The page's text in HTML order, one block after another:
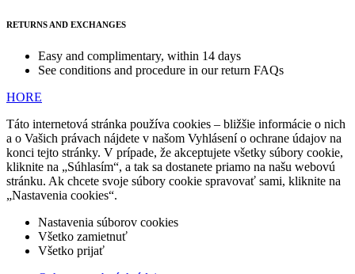
RETURNS AND EXCHANGES
Easy and complimentary, within 14 days
See conditions and procedure in our return FAQs
HORE
Táto internetová stránka používa cookies – bližšie informácie o nich
a o Vašich právach nájdete v našom Vyhlásení o ochrane údajov na
konci tejto stránky. V prípade, že akceptujete všetky súbory cookie,
kliknite na „Súhlasím“, a tak sa dostanete priamo na našu webovú
stránku. Ak chcete svoje súbory cookie spravovať sami, kliknite na
„Nastavenia cookies“.
Nastavenia súborov cookies
Všetko zamietnuť
Všetko prijať